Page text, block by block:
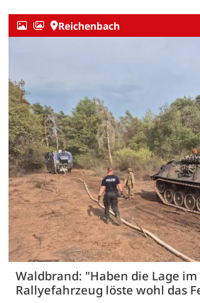
Reichenbach
Waldbrand: "Haben die Lage
Rallyefahrzeug löste wohl das